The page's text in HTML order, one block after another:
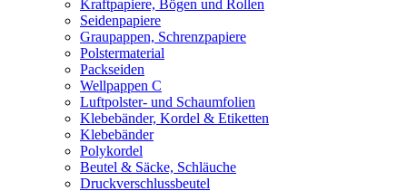
Kraftpapiere, Bögen und Rollen
Seidenpapiere
Graupappen, Schrenzpapiere
Polstermaterial
Packseiden
Wellpappen C
Luftpolster- und Schaumfolien
Klebebänder, Kordel & Etiketten
Klebebänder
Polykordel
Beutel & Säcke, Schläuche
Druckverschlussbeutel